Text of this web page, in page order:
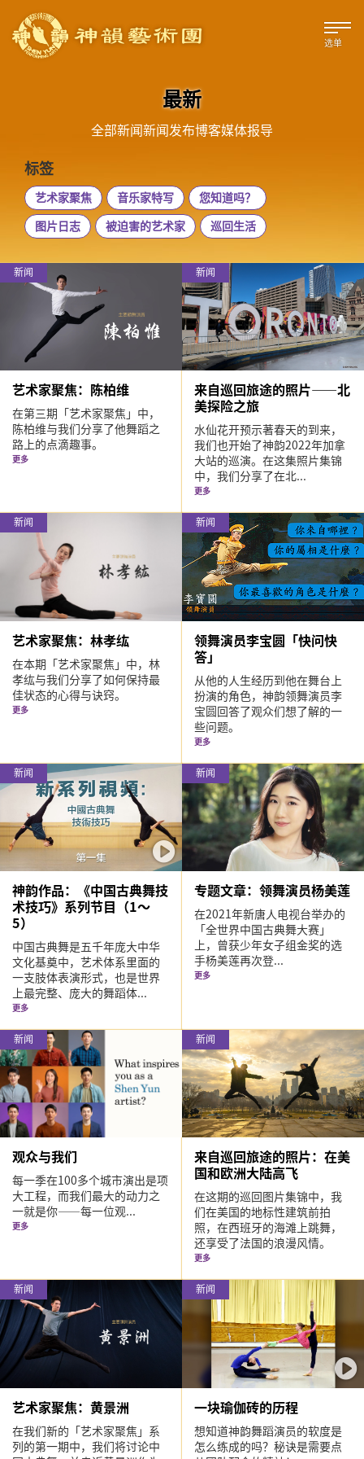
选单
最新
全部新闻新闻发布博客媒体报导
标签
艺术家聚焦 音乐家特写 您知道吗？
图片日志 被迫害的艺术家 巡回生活
新闻
艺术家聚焦：陈柏维
在第三期「艺术家聚焦」中，
陈柏维与我们分享了他舞蹈之
路上的点滴趣事。
更多
新闻
来自巡回旅途的照片——北
美探险之旅
水仙花开预示著春天的到来，
我们也开始了神韵2022年加拿
大站的巡演。在这集照片集锦
中，我们分享了在北...
更多
新闻
艺术家聚焦：林孝纮
在本期「艺术家聚焦」中，林
孝纮与我们分享了如何保持最
佳状态的心得与诀窍。
更多
新闻
领舞演员李宝圆「快问快
答」
从他的人生经历到他在舞台上
扮演的角色，神韵领舞演员李
宝圆回答了观众们想了解的一
些问题。
更多
新闻
神韵作品：《中国古典舞技
术技巧》系列节目（1～
5）
中国古典舞是五千年庞大中华
文化基奠中，艺术体系里面的
一支肢体表演形式，也是世界
上最完整、庞大的舞蹈体...
更多
新闻
专题文章：领舞演员杨美莲
在2021年新唐人电视台举办的
「全世界中国古典舞大赛」
上，曾获少年女子组金奖的选
手杨美莲再次登...
更多
新闻
观众与我们
每一季在100多个城市演出是项
大工程，而我们最大的动力之
一就是你——每一位观...
更多
新闻
来自巡回旅途的照片：在美
国和欧洲大陆高飞
在这期的巡回图片集锦中，我
们在美国的地标性建筑前拍
照，在西班牙的海滩上跳舞，
还享受了法国的浪漫风情。
更多
新闻
艺术家聚焦：黄景洲
在我们新的「艺术家聚焦」系
列的第一期中，我们将讨论中
新闻
一块瑜伽砖的历程
想知道神韵舞蹈演员的软度是
怎么练成的吗？秘诀是需要点